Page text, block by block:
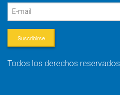
Suscribirse
Todos los derechos reservados